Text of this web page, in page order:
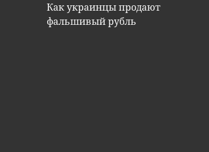
Как украинцы продают
фальшивый рубль